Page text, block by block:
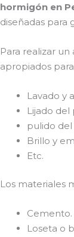
hormigón en
diseñadas para
Para realizar
apropiados
Lavado y
Lijado del
pulido del
Brillo y
Etc.
Los materiales
Cemento.
Loseta o